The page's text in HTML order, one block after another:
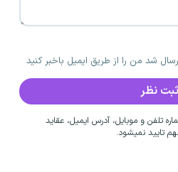
شد من را از طریق ایمیل باخبر کنید
تلفن و موبایل، آدرس ایمیل، عقاید
تایید نمیشود.